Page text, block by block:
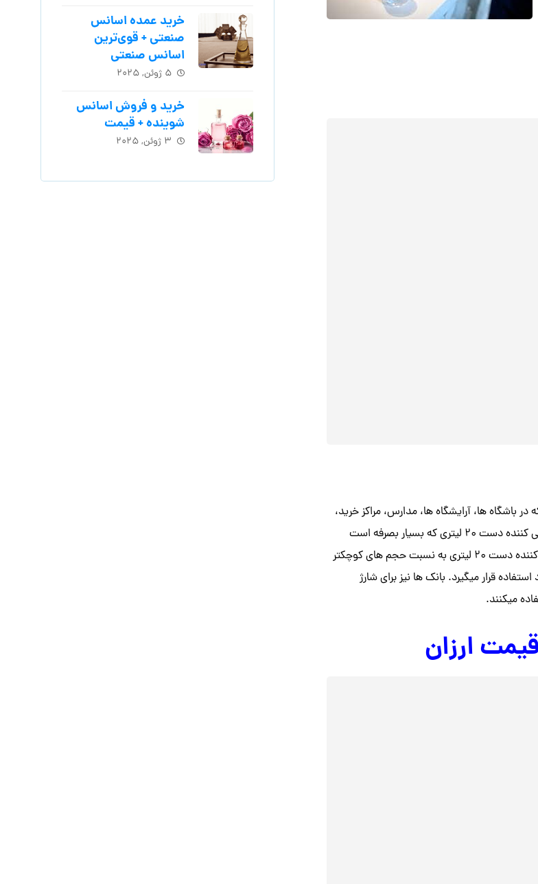
۳، ۵، ۱۰، ۲۰ لیتری تولید میگردد که در باشگاه ها، آرایشگاه ها، مدارس، مراکز خرید،
مراکز درمانی و … مورد استفاده قرار میگیرد. در مراکز پرمصرف معمولا از محلول ضدعفونی کننده دست ۲۰ لیتری که بسیار بصرفه است
استفاده میگردد و برای شارژ مخازن کوچک مورد استفاده قرار میگیرد. محلول ضدعفونی کننده دست ۲۰ لیتری به نسبت حجم های کوچکتر
قرار میگیرد. بانک ها نیز برای شارژ
ارزان
خرید عمده اسانس
صنعتی + قوی‌ترین
اسانس‌ صنعتی
۵ ژوئن, ۲۰۲۵
خرید و فروش اسانس
شوینده + قیمت
۳ ژوئن, ۲۰۲۵